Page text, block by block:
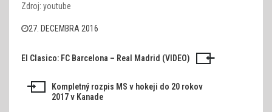
Zdroj: youtube
27. DECEMBRA 2016
Navigácia
El Clasico: FC Barcelona – Real Madrid (VIDEO)
Kompletný rozpis MS v hokeji do 20 rokov
2017 v Kanade